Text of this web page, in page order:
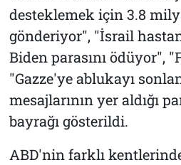
desteklemek için 3.8
gönderiyor", "İsrail
Biden parasını ödüyor",
"Gazze'ye ablukayı
mesajlarının yer aldığı
bayrağı gösterildi.
ABD'nin farklı